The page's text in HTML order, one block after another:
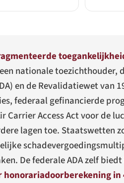
nationale
en de Revalidatiewet
federaal gefinancierde
Carrier Access Act voor de
lagen toe. Staatswetten
De federale ADA zelf
in